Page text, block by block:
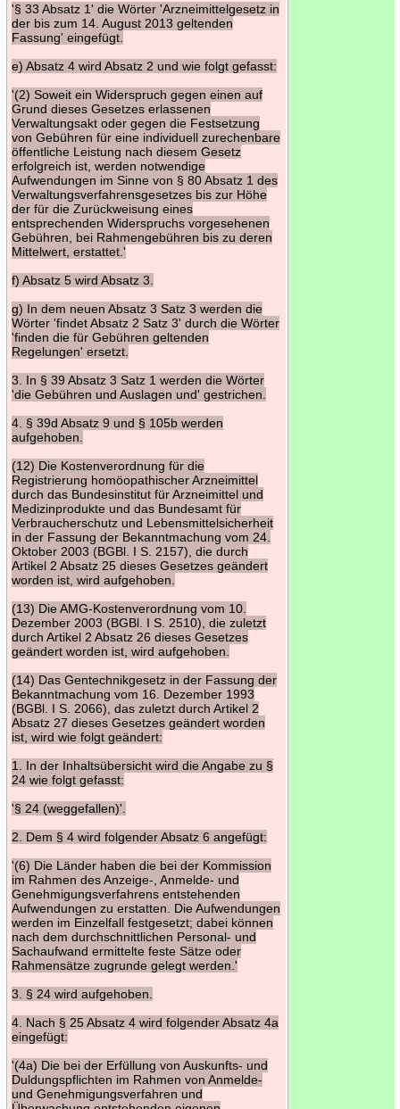
'§ 33 Absatz 1' die Wörter 'Arzneimittelgesetz in
der bis zum 14. August 2013 geltenden
Fassung' eingefügt.
e) Absatz 4 wird Absatz 2 und wie folgt gefasst:
'(2) Soweit ein Widerspruch gegen einen auf
Grund dieses Gesetzes erlassenen
Verwaltungsakt oder gegen die Festsetzung
von Gebühren für eine individuell zurechenbare
öffentliche Leistung nach diesem Gesetz
erfolgreich ist, werden notwendige
Aufwendungen im Sinne von § 80 Absatz 1 des
Verwaltungsverfahrensgesetzes bis zur Höhe
der für die Zurückweisung eines
entsprechenden Widerspruchs vorgesehenen
Gebühren, bei Rahmengebühren bis zu deren
Mittelwert, erstattet.'
f) Absatz 5 wird Absatz 3.
g) In dem neuen Absatz 3 Satz 3 werden die
Wörter 'findet Absatz 2 Satz 3' durch die Wörter
'finden die für Gebühren geltenden
Regelungen' ersetzt.
3. In § 39 Absatz 3 Satz 1 werden die Wörter
'die Gebühren und Auslagen und' gestrichen.
4. § 39d Absatz 9 und § 105b werden
aufgehoben.
(12) Die Kostenverordnung für die
Registrierung homöopathischer Arzneimittel
durch das Bundesinstitut für Arzneimittel und
Medizinprodukte und das Bundesamt für
Verbraucherschutz und Lebensmittelsicherheit
in der Fassung der Bekanntmachung vom 24.
Oktober 2003 (BGBl. I S. 2157), die durch
Artikel 2 Absatz 25 dieses Gesetzes geändert
worden ist, wird aufgehoben.
(13) Die AMG-Kostenverordnung vom 10.
Dezember 2003 (BGBl. I S. 2510), die zuletzt
durch Artikel 2 Absatz 26 dieses Gesetzes
geändert worden ist, wird aufgehoben.
(14) Das Gentechnikgesetz in der Fassung der
Bekanntmachung vom 16. Dezember 1993
(BGBl. I S. 2066), das zuletzt durch Artikel 2
Absatz 27 dieses Gesetzes geändert worden
ist, wird wie folgt geändert:
1. In der Inhaltsübersicht wird die Angabe zu §
24 wie folgt gefasst:
'§ 24 (weggefallen)'.
2. Dem § 4 wird folgender Absatz 6 angefügt:
'(6) Die Länder haben die bei der Kommission
im Rahmen des Anzeige-, Anmelde- und
Genehmigungsverfahrens entstehenden
Aufwendungen zu erstatten. Die Aufwendungen
werden im Einzelfall festgesetzt; dabei können
nach dem durchschnittlichen Personal- und
Sachaufwand ermittelte feste Sätze oder
Rahmensätze zugrunde gelegt werden.'
3. § 24 wird aufgehoben.
4. Nach § 25 Absatz 4 wird folgender Absatz 4a
eingefügt:
'(4a) Die bei der Erfüllung von Auskunfts- und
Duldungspflichten im Rahmen von Anmelde-
und Genehmigungsverfahren und